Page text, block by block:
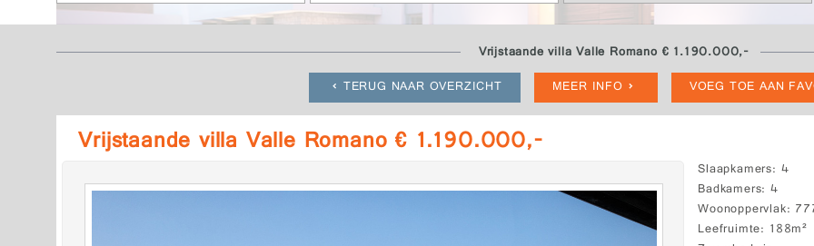
Vrijstaande villa Valle Romano € 1.190.000,-
TERUG NAAR OVERZICHT
MEER INFO VOEG TOE AAN
Vrijstaande villa Valle Romano € 1.190.000,-
Slaapkamers 4
Badkamers 4
Woonoppervlak
Leefruimte 188m²